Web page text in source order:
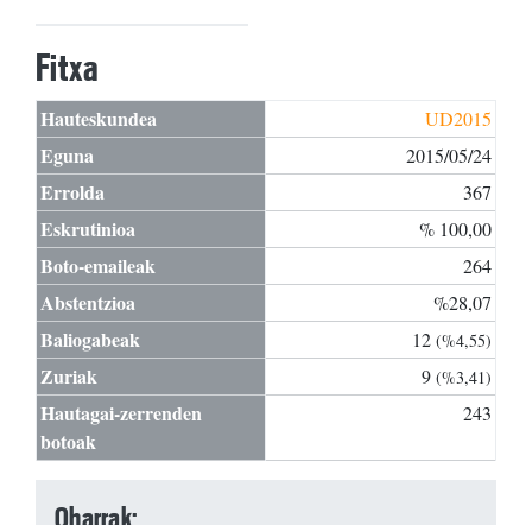
Fitxa
Hauteskundea UD2015
Eguna 2015/05/24
Errolda 367
Eskrutinioa % 100,00
Boto-emaileak 264
Abstentzioa %28,07
Baliogabeak 12 (%4,55)
Zuriak 9 (%3,41)
Hautagai-zerrenden
botoak
243
Oharrak: